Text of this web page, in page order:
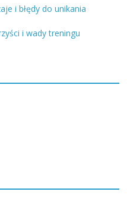
i błędy do unikania
i wady treningu